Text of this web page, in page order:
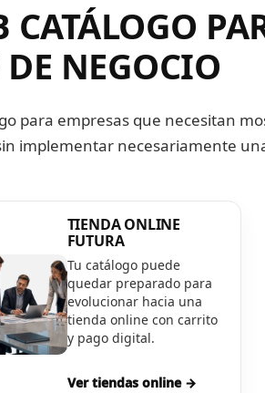
CATÁLOGO
NEGOCIO
para empresas que necesitan
implementar necesariamente
TIENDA ONLINE
FUTURA
Tu catálogo puede
quedar preparado para
evolucionar hacia una
tienda online con carrito
y pago digital.
Ver tiendas online →